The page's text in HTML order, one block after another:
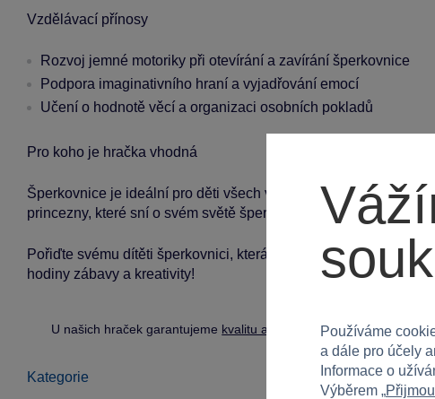
Vzdělávací přínosy
Rozvoj jemné motoriky při otevírání a zavírání šperkovnice
Podpora imaginativního hraní a vyjadřování emocí
Učení o hodnotě věcí a organizaci osobních pokladů
Pro koho je hračka vhodná
Šperkovnice je ideální pro děti všech věkových skupin, vhodná
princezny, které sní o svém světě šperků.
Pořiďte svému dítěti šperkovnici, která nejenže udrží všechny
hodiny zábavy a kreativity!
U našich hraček garantujeme kvalitu a bezpečnost.
Kategorie
Používáme
a dále pro účely
Informace o
Výběrem „